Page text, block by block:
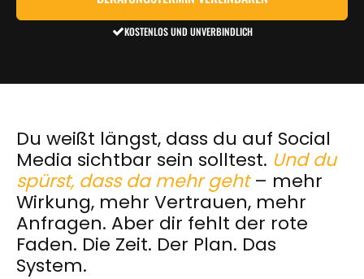
KOSTENLOS UND UNVERBINDLICH
Du weißt längst, dass du auf Social
Media sichtbar sein solltest. Und du
spürst, dass da mehr geht– mehr
Wirkung, mehr Vertrauen, mehr
Anfragen. Aber dir fehlt der rote
Faden. Die Zeit. Der Plan. Das
System.